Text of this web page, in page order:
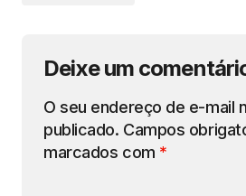
Deixe um
O seu endereço de e-mail
publicado. Campos
marcados com *